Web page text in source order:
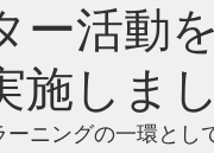
ー活動
施しま
ニングの一環と